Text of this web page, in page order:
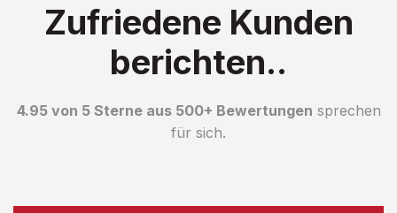
Zufriedene Kunden
berichten..
4.95 von 5 Sterne aus 500+ Bewertungen sprechen
für sich.